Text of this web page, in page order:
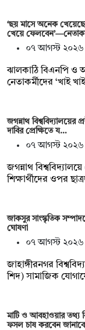
‘ছয় মাসে অনেক
খেয়ে
০৭ আগস্ট ২০২৬
ঝালকাঠি বিএনপি ও
নেতাকর্মীদের ‘খাই
জগন্নাথ বিশ্ববিদ্যালয়ের
দাবির প্রেক্ষিতে য…
০৭ আগস্ট ২০২৬
জগন্নাথ
শিক্ষার্থীদের ওপর
জাকসুর সাংস্কৃতিক
ঘোষণা
০৭ আগস্ট ২০২৬
‎জাহাঙ্গীরনগর
শিদ) সামাজিক
মাটি ও আবহাওয়ার তথ্য
ফসল চাষ করবেন